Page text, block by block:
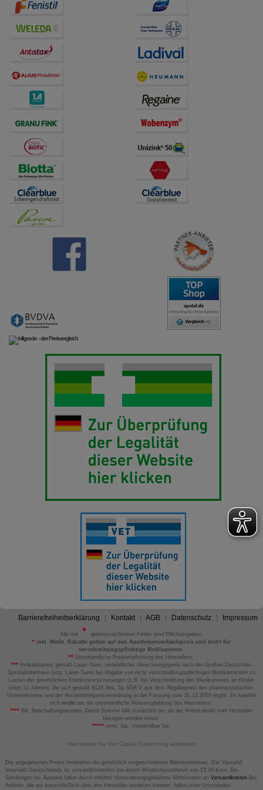
Drittseiten möglichst relevant für Sie zu gestalten.
Dritte wie z.B. Google oder soziale Medien
Barrierefreiheitserklärung Kontakt AGB Datenschutz Impressum
Alle mit
gekennzeichneten Felder sind Pflichtangaben.
*inkl. MwSt. Rabatte gelten auf den Apothekenverkaufspreis und nicht für
verschreibungspflichtige Medikamente.
** Unverbindliche Preisempfehlung des Herstellers.
*** Verkaufspreis gemäß Lauer-Taxe; verbindlicher Abrechnungspreis nach der Großen Deutschen
Spezialitätentaxe (sog. Lauer-Taxe) bei Abgabe von nicht verschreibungspflichtigen Medikamenten zu
Lasten der gesetzlichen Krankenversicherungen (z.B. bei Verschreibung des Medikaments an Kinder
unter 12 Jahren), die sich gemäß §129 Abs. 5a SGB V aus dem Abgabepreis des pharmazeutischen
Unternehmens und der Arzneimittelpreisverordnung in der Fassung zum 31.12.2003 ergibt. Es handelt
sich nicht um die unverbindliche Preisempfehlung des Herstellers.
****BK: Beschaffungskosten. Diese Summe fällt zusätzlich an, da der Artikel direkt vom Hersteller
bezogen werden muss.
*****verw. bis: Verwendbar bis.
Hier können Sie Ihre Cookie-Zustimmung widerrufen
Die angegebenen Preise beinhalten die gesetzlich vorgeschriebene Mehrwertsteuer. Der Versand
innerhalb Deutschlands ist versandkostenfrei bei einem Mindestbestellwert von 13,99 Euro. Bei
Sendungen ins Ausland fallen durch erhöhte Versicherungsgebühren Mehrkosten an VersandkostenBei
Artikeln, die wir ausschließlich über den Hersteller beziehen können, fallen unter Umständen